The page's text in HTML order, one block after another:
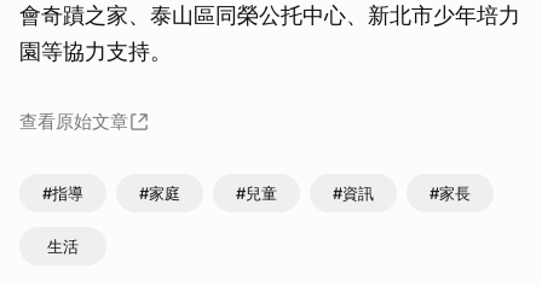
會奇蹟之家、泰山區同榮公托中心、新北市少年培力
園等協力支持。
查看原始文章
#指導 #家庭 #兒童 #資訊 #家長
生活